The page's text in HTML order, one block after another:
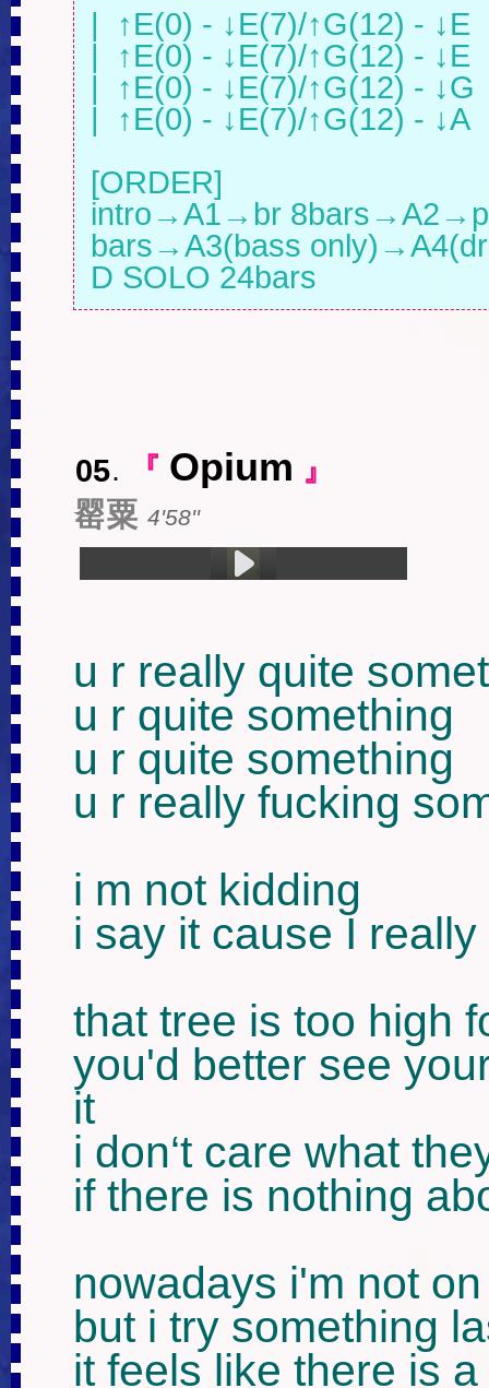
|  ↑E(0) - ↓E(7)/↑G(12) - ↓E
|  ↑E(0) - ↓E(7)/↑G(12) - ↓E
|  ↑E(0) - ↓E(7)/↑G(12) - ↓G
|  ↑E(0) - ↓E(7)/↑G(12) - ↓A
[ORDER]
intro→A1→br
bars→A3(bass
D SOLO 24bars
05. 『 Opium 』
罂粟 4'58''
u r really quite
u r quite something
u r quite something
u r really fucking
i m not kidding
i say it cause I
that tree is too high
you'd better see
it
i don‘t care what
if there is nothing
nowadays i'm not
but i try something
it feels like there is